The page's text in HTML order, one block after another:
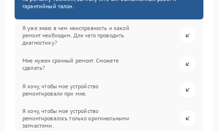
гарантийный талон.
Я уже знаю в чем неисправность и какой
ремонт необходим. Для чего проводить
диагностику?
Мне нужен срочный ремонт. Сможете
сделать?
Я хочу, чтобы мое устройство
ремонтировали при мне.
Я хочу, чтобы мое устройство
ремонтировалось только оригинальными
запчастями.